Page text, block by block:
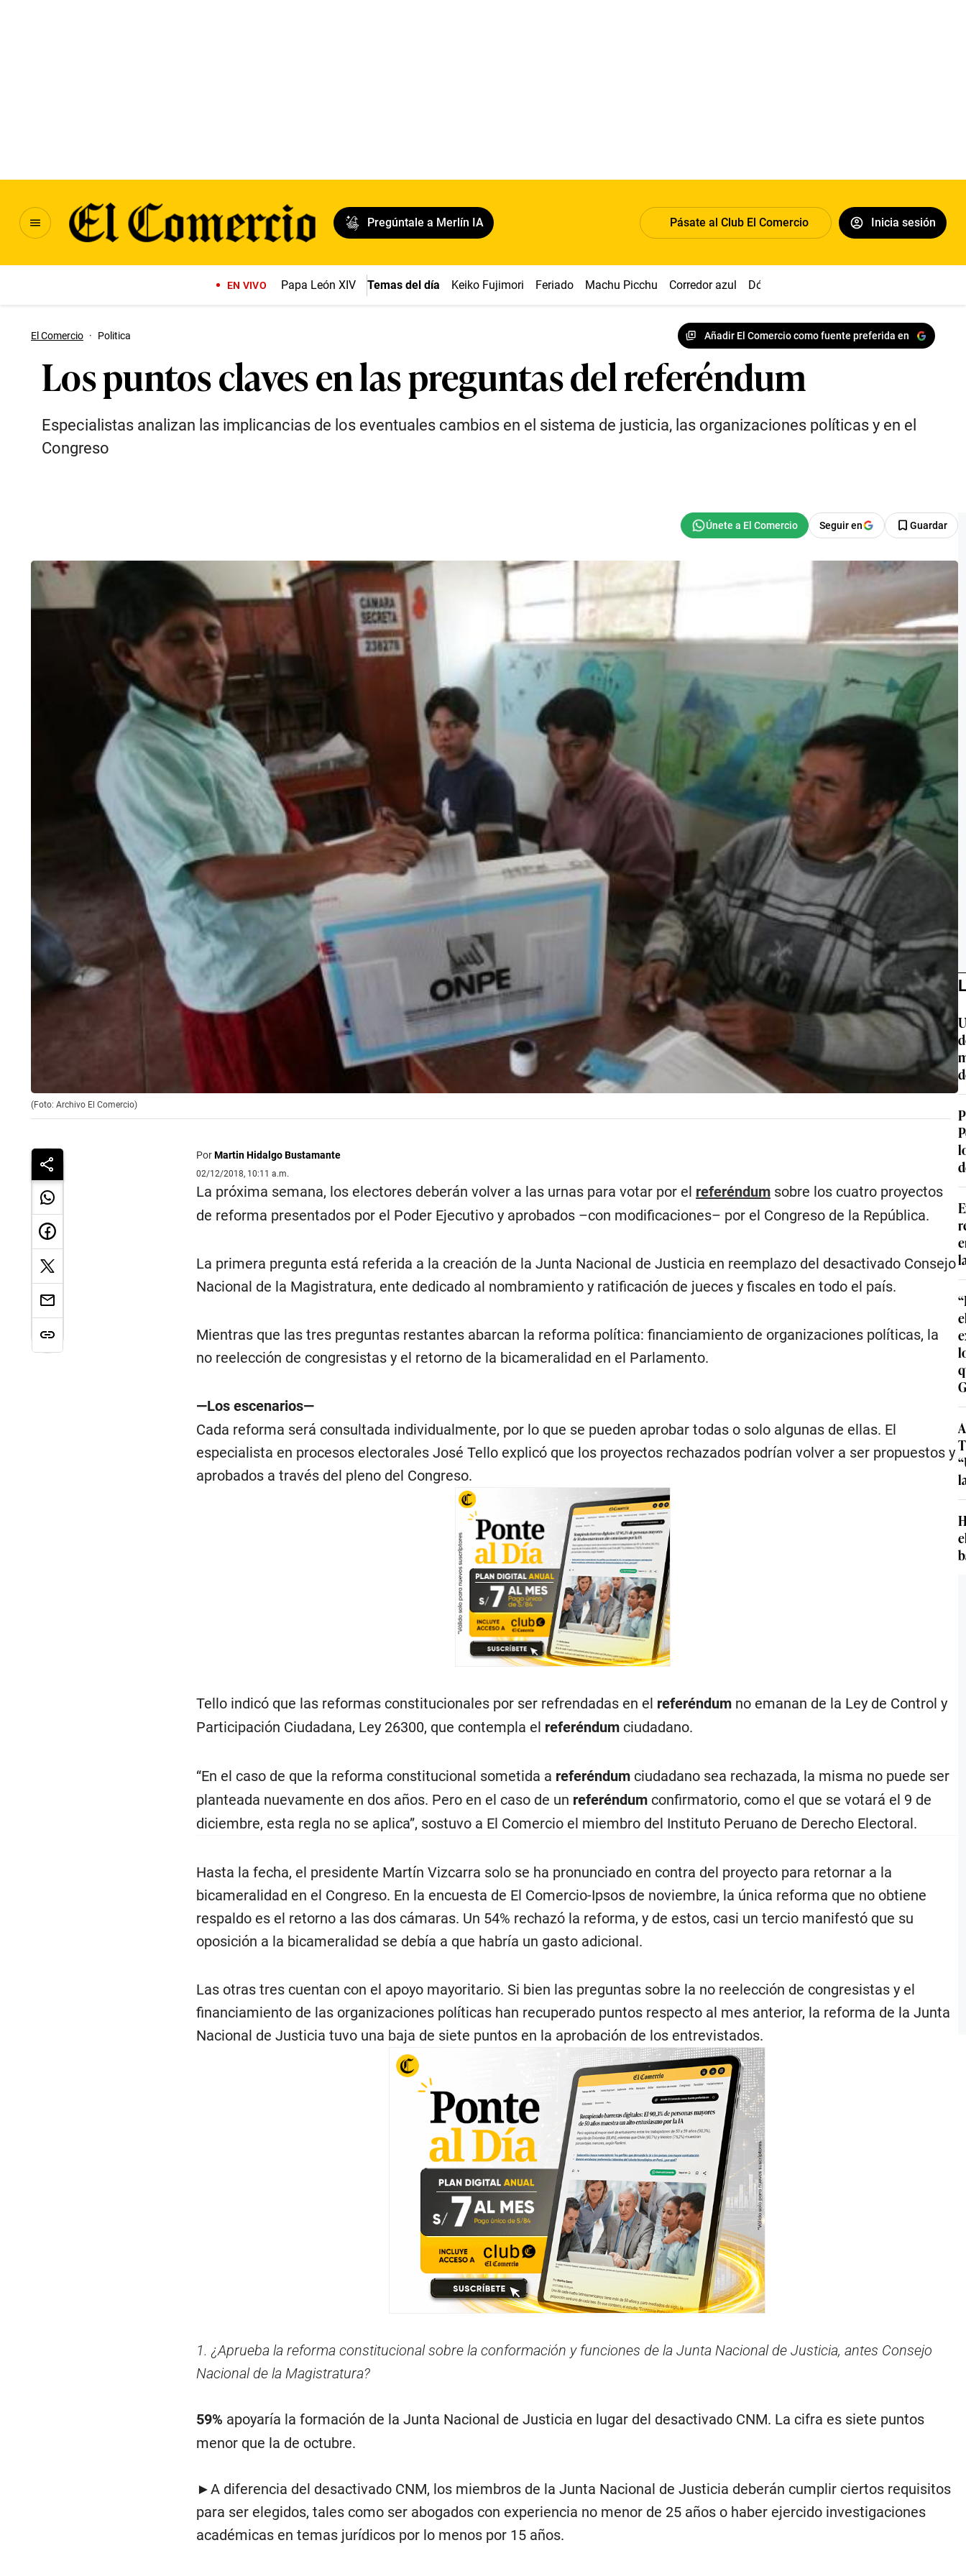
Pregúntale a Merlín IA Pásate al Club El Comercio Inicia sesión
EN VIVO Papa León XIV Temas del día Keiko Fujimori Feriado Machu Picchu Corredor azul Dólar
El Comercio · Politica Añadir El Comercio como fuente preferida en
Los puntos claves en las preguntas del referéndum
Especialistas analizan las implicancias de los eventuales cambios en el sistema de justicia, las organizaciones políticas y en el
Congreso
Seguir en Guardar
(Foto: Archivo El Comercio)
PorMartin Hidalgo Bustamante
02/12/2018, 10:11 a.m.
La próxima semana, los electores deberán volver a las urnas para votar por el referéndum sobre los cuatro proyectos
de reforma presentados por el Poder Ejecutivo y aprobados –con modificaciones– por el Congreso de la República.
La primera pregunta está referida a la creación de la Junta Nacional de Justicia en reemplazo del desactivado Consejo
Nacional de la Magistratura, ente dedicado al nombramiento y ratificación de jueces y fiscales en todo el país.
Mientras que las tres preguntas restantes abarcan la reforma política: financiamiento de organizaciones políticas, la
no reelección de congresistas y el retorno de la bicameralidad en el Parlamento.
—Los escenarios—
Cada reforma será consultada individualmente, por lo que se pueden aprobar todas o solo algunas de ellas. El
especialista en procesos electorales José Tello explicó que los proyectos rechazados podrían volver a ser propuestos y
aprobados a través del pleno del Congreso.
Tello indicó que las reformas constitucionales por ser refrendadas en el referéndum no emanan de la Ley de Control y
Participación Ciudadana, Ley 26300, que contempla el referéndum ciudadano.
“En el caso de que la reforma constitucional sometida a referéndum ciudadano sea rechazada, la misma no puede ser
planteada nuevamente en dos años. Pero en el caso de un referéndum confirmatorio, como el que se votará el 9 de
diciembre, esta regla no se aplica”, sostuvo a El Comercio el miembro del Instituto Peruano de Derecho Electoral.
Hasta la fecha, el presidente Martín Vizcarra solo se ha pronunciado en contra del proyecto para retornar a la
bicameralidad en el Congreso. En la encuesta de El Comercio-Ipsos de noviembre, la única reforma que no obtiene
respaldo es el retorno a las dos cámaras. Un 54% rechazó la reforma, y de estos, casi un tercio manifestó que su
oposición a la bicameralidad se debía a que habría un gasto adicional.
Las otras tres cuentan con el apoyo mayoritario. Si bien las preguntas sobre la no reelección de congresistas y el
financiamiento de las organizaciones políticas han recuperado puntos respecto al mes anterior, la reforma de la Junta
Nacional de Justicia tuvo una baja de siete puntos en la aprobación de los entrevistados.
1. ¿Aprueba la reforma constitucional sobre la conformación y funciones de la Junta Nacional de Justicia, antes Consejo
Nacional de la Magistratura?
59% apoyaría la formación de la Junta Nacional de Justicia en lugar del desactivado CNM. La cifra es siete puntos
menor que la de octubre.
►A diferencia del desactivado CNM, los miembros de la Junta Nacional de Justicia deberán cumplir ciertos requisitos
para ser elegidos, tales como ser abogados con experiencia no menor de 25 años o haber ejercido investigaciones
académicas en temas jurídicos por lo menos por 15 años.